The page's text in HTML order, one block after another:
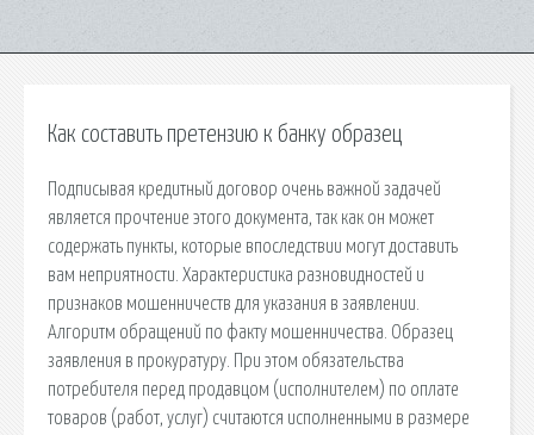
Как составить претензию к банку образец
Подписывая кредитный договор очень важной задачей
является прочтение этого документа, так как он может
содержать пункты, которые впоследствии могут доставить
вам неприятности. Характеристика разновидностей и
признаков мошенничеств для указания в заявлении.
Алгоритм обращений по факту мошенничества. Образец
заявления в прокуратуру. При этом обязательства
потребителя перед продавцом (исполнителем) по оплате
товаров (работ, услуг) считаются исполненными в размере